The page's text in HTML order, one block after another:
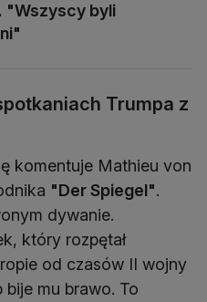
"Wszyscy byli
Trumpa z
komentuje Mathieu von
"Der Spiegel".
dywanie.
który rozpętał
od czasów II wojny
mu brawo. To